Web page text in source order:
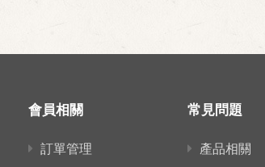
會員相關
訂單管理
常見問題
產品相關